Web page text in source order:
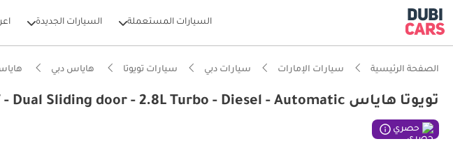
السيارات المستعملة السيارات الجديدة
الصفحة الرئيسية سيارات الإمارات سيارات دبي سيارات تويوتا هاياس دبي هاياس 2025
تويوتا هاياس RHD HiAce Cargo - HI ROOF - Dual Sliding door - 2.8L Turbo - Diesel - Automatic
حصري